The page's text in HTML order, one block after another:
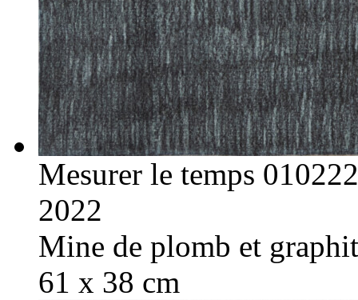
Mesurer le temps 010222
2022
Mine de plomb et
61 x 38 cm